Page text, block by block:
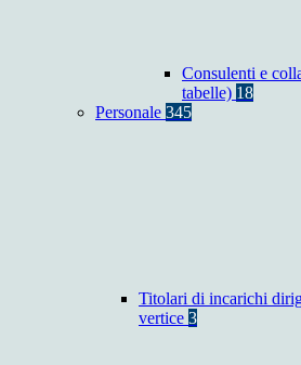
Consulenti e
tabelle) 18
Personale 345
Titolari di incarichi
vertice 3